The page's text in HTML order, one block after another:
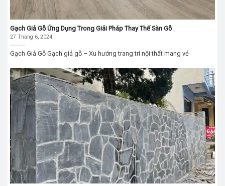
Gạch Giả Gỗ Ứng Dụng Trong Giải Pháp Thay Thế Sàn Gỗ
27 Tháng 6, 2024
Gạch Giả Gỗ Gạch giả gỗ – Xu hướng trang trí nội thất mang vẻ